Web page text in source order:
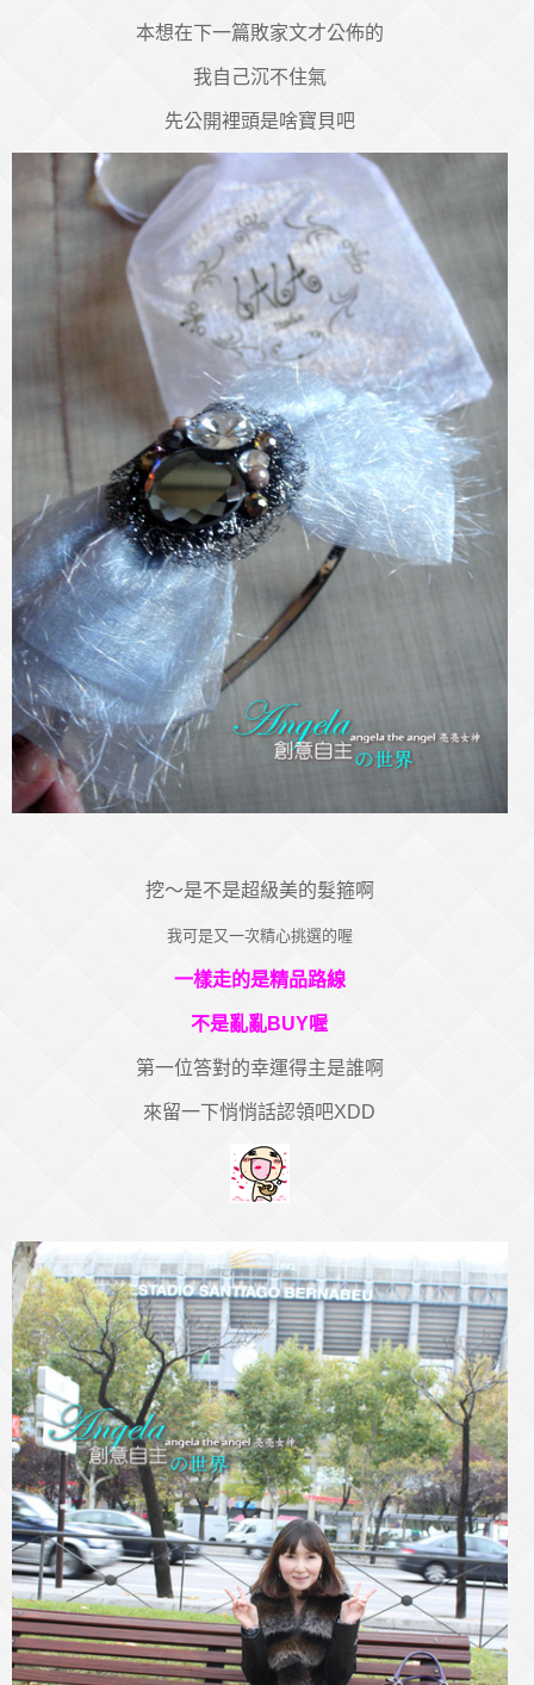
本想在下一篇敗家文才公佈的
我自己沉不住氣
先公開裡頭是啥寶貝吧
挖～是不是超級美的髮箍啊
我可是又一次精心挑選的喔
一樣走的是精品路線
不是亂亂BUY喔
第一位答對的幸運得主是誰啊
來留一下悄悄話認領吧XDD